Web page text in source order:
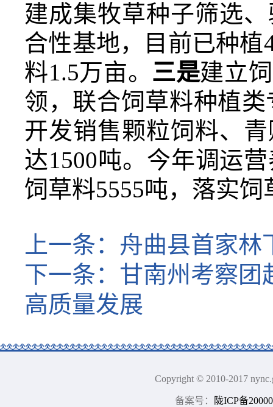
建成集牧草种子筛选
合性基地，目前已种植
料1.5万亩。 三是建立
领，联合饲草料种植
开发销售颗粒饲料、
达1500吨。 今年调运
饲草料5555吨，落实
上一条： 舟曲县首家林
下一条： 甘南州考察团
高质量发展
Copyright © 2010-2017
备案号： 陇ICP备